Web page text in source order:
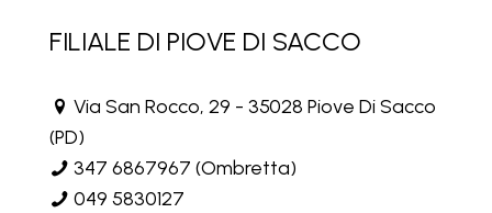
FILIALE DI PIOVE DI SACCO
Via San Rocco, 29 - 35028 Piove Di Sacco
(PD)
347 6867967 (Ombretta)
049 5830127